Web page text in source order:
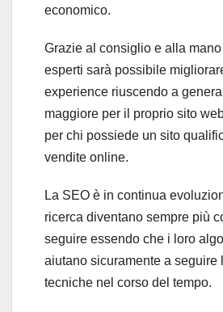
economico.
Grazie al consiglio e alla mano
esperti sarà possibile
experience riuscendo a
maggiore per il proprio sito
per chi possiede un sito
vendite online.
La SEO è in continua
ricerca diventano sempre più
seguire essendo che i loro
aiutano sicuramente a seguire
tecniche nel corso del tempo.